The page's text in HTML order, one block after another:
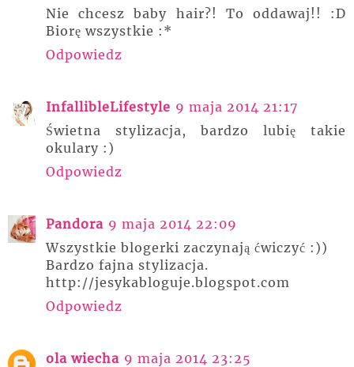
Nie chcesz baby hair?! To oddawaj!! :D
Biorę wszystkie :*
Odpowiedz
InfallibleLifestyle 9 maja 2014 21:17
Świetna stylizacja, bardzo lubię takie
okulary :)
Odpowiedz
Pandora 9 maja 2014 22:09
Wszystkie blogerki zaczynają ćwiczyć :))
Bardzo fajna stylizacja.
http://jesykabloguje.blogspot.com
Odpowiedz
ola wiecha 9 maja 2014 23:25